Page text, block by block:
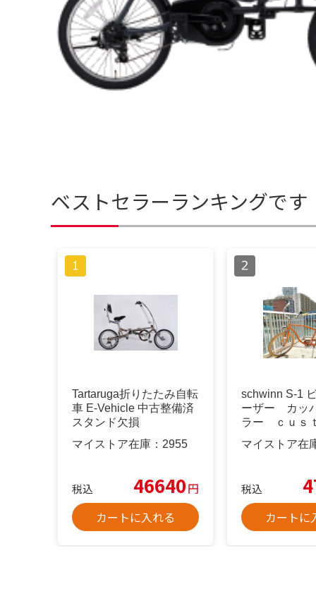
ベストセラーランキングです
Tartaruga折りたたみ自転
車 E-Vehicle 中古整備済
スタンド欠損
マイストア在庫： 2955
税込 46640円
カートに入れる
schwinn S-1
ーザー カッ
ラー ｃｕｓ
マイストア在
税込
カートに